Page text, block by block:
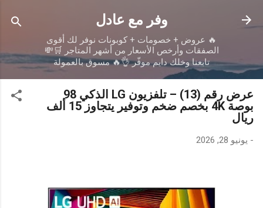
التخطي إلى المحتوى الرئيسي
وفر مع عادل
🔥 عروض + خصومات + كوبونات نوفر لك أقوى
الصفقات وأرخص الأسعار من أشهر المتاجر 🛒💸
تابعنا وخلك دايم موفّر 👌🔥 مسوق بالعمولة
عرض رقم (13) – تلفزيون LG الذكي 98
بوصة 4K بخصم ضخم وتوفير يتجاوز 15 ألف
ريال
- يونيو 28, 2026